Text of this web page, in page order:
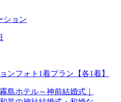
ション
ンフォト1着プラン【各1着】